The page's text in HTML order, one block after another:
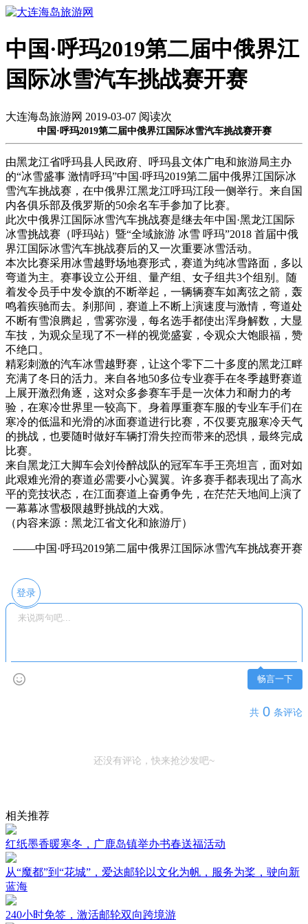
中国·呼玛2019第二届中俄界江
国际冰雪汽车挑战赛开赛
大连海岛旅游网 2019-03-07 阅读次
中国·呼玛2019第二届中俄界江国际冰雪汽车挑战赛开赛
由黑龙江省呼玛县人民政府、呼玛县文体广电和旅游局主办
的“冰雪盛事 激情呼玛”中国·呼玛2019第二届中俄界江国际冰
雪汽车挑战赛，在中俄界江黑龙江呼玛江段一侧举行。来自国
内各俱乐部及俄罗斯的50余名车手参加了比赛。
此次中俄界江国际冰雪汽车挑战赛是继去年中国·黑龙江国际
冰雪挑战赛（呼玛站）暨“全域旅游 冰雪 呼玛”2018 首届中俄
界江国际冰雪汽车挑战赛后的又一次重要冰雪活动。
本次比赛采用冰雪越野场地赛形式，赛道为纯冰雪路面，多以
弯道为主。赛事设立公开组、量产组、女子组共3个组别。随
着发令员手中发令旗的不断举起，一辆辆赛车如离弦之箭，轰
鸣着疾驰而去。刹那间，赛道上不断上演速度与激情，弯道处
不断有雪浪腾起，雪雾弥漫，每名选手都使出浑身解数，大显
车技，为观众呈现了不一样的视觉盛宴，令观众大饱眼福，赞
不绝口。
精彩刺激的汽车冰雪越野赛，让这个零下二十多度的黑龙江畔
充满了冬日的活力。来自各地50多位专业赛手在冬季越野赛道
上展开激烈角逐，这对众多参赛车手是一次体力和耐力的考
验，在寒冷世界里一较高下。身着厚重赛车服的专业车手们在
寒冷的低温和光滑的冰面赛道进行比赛，不仅要克服寒冷天气
的挑战，也要随时做好车辆打滑失控而带来的恐惧，最终完成
比赛。
来自黑龙江大脚车会刘伶醉战队的冠军车手王亮坦言，面对如
此艰难光滑的赛道必需要小心翼翼。许多赛手都表现出了高水
平的竞技状态，在江面赛道上奋勇争先，在茫茫天地间上演了
一幕幕冰雪极限越野挑战的大戏。
（内容来源：黑龙江省文化和旅游厅）
——中国·呼玛2019第二届中俄界江国际冰雪汽车挑战赛开赛
登录
畅言一下
共 0 条评论
还没有评论，快来抢沙发吧~
相关推荐
红纸墨香暖寒冬，广鹿岛镇举办书春送福活动
从“魔都”到“花城”，爱达邮轮以文化为帆，服务为桨，驶向新
蓝海
240小时免签，激活邮轮双向跨境游